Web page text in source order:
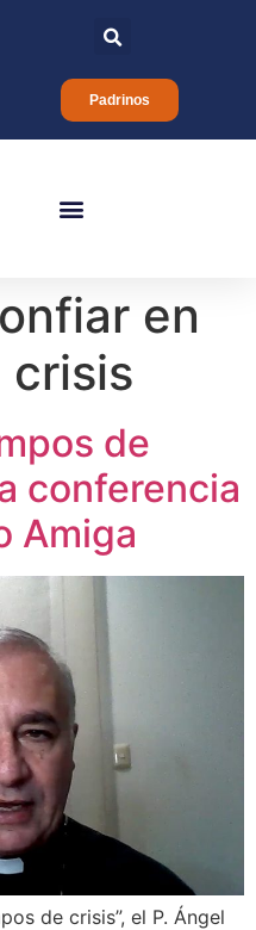
Padrinos
en
crisis
de
conferencia
Amiga
de crisis”, el P. Ángel